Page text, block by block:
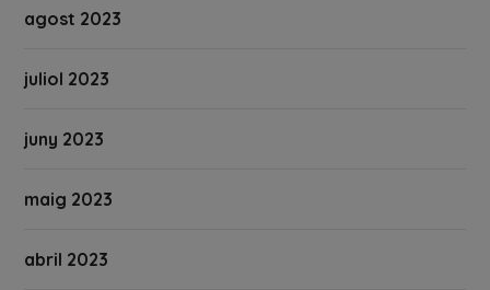
agost 2023
juliol 2023
juny 2023
maig 2023
abril 2023